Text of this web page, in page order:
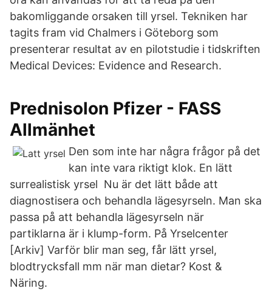
bakomliggande orsaken till yrsel. Tekniken har
tagits fram vid Chalmers i Göteborg som
presenterar resultat av en pilotstudie i tidskriften
Medical Devices: Evidence and Research.
Prednisolon Pfizer - FASS
Allmänhet
Den som inte har några frågor på det
kan inte vara riktigt klok. En lätt
surrealistisk yrsel Nu är det lätt både att
diagnostisera och behandla lägesyrseln. Man ska
passa på att behandla lägesyrseln när
partiklarna är i klump-form. På Yrselcenter
[Arkiv] Varför blir man seg, får lätt yrsel,
blodtrycksfall mm när man dietar? Kost &
Näring.